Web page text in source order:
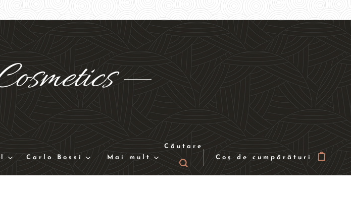
Carlo Bossi Mai mult
Căutare
Coș de cumpărături